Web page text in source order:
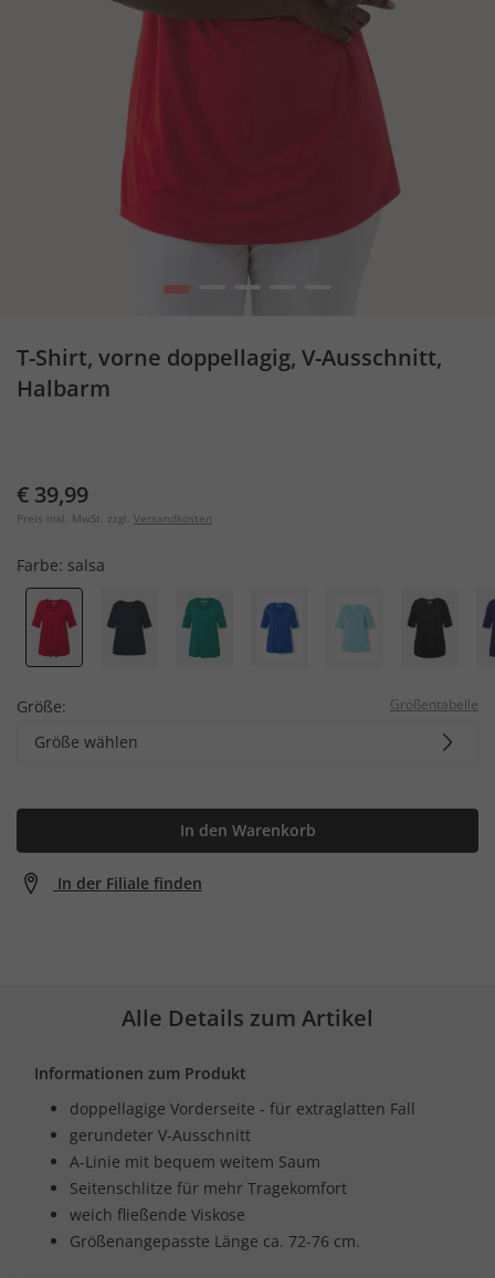
1 3
T-Shirt, vorne doppellagig, V-Ausschnitt,
Halbarm
€ 39,99
Preis inkl. MwSt. zzgl. Versandkosten
Farbe: salsa
Größe: Größentabelle
Größe wählen
In den Warenkorb
In der Filiale finden
Alle Details zum Artikel
Informationen zum Produkt
doppellagige Vorderseite - für extraglatten Fall
gerundeter V-Ausschnitt
A-Linie mit bequem weitem Saum
Seitenschlitze für mehr Tragekomfort
weich fließende Viskose
Größenangepasste Länge ca. 72-76 cm.